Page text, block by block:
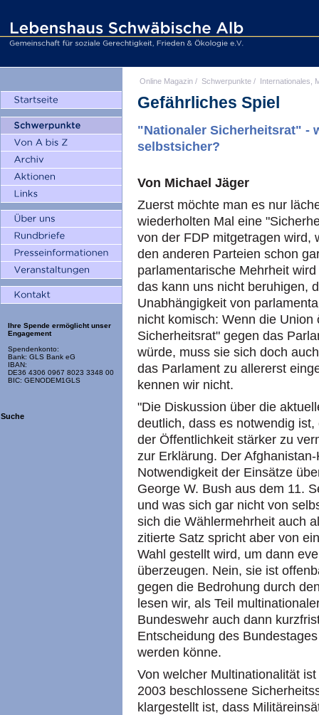
Ihre Spende ermöglicht unser
Engagement
Spendenkonto:
Bank: GLS Bank eG
IBAN:
DE36 4306 0967 8023 3348 00
BIC: GENODEM1GLS
Suche
Online Magazin / Schwerpunkte / Internationales,
Gefährliches Spiel
"Nationaler Sicherheitsrat" -
selbstsicher?
Von Michael Jäger
Zuerst möchte man es nur
wiederholten Mal eine
von der FDP mitgetragen wird,
den anderen Parteien schon
parlamentarische Mehrheit
das kann uns nicht beruhigen,
Unabhängigkeit von
nicht komisch: Wenn die
Sicherheitsrat" gegen das
würde, muss sie sich doch
das Parlament zu allererst
kennen wir nicht.
"Die Diskussion über die
deutlich, dass es notwendig
der Öffentlichkeit stärker zu
zur Erklärung. Der
Notwendigkeit der Einsätze
George W. Bush aus dem 11.
und was sich gar nicht von
sich die Wählermehrheit auch
zitierte Satz spricht aber von
Wahl gestellt wird, um dann
überzeugen. Nein, sie ist
gegen die Bedrohung durch
lesen wir, als Teil
Bundeswehr auch dann
Entscheidung des
werden könne.
Von welcher Multinationalität
2003 beschlossene
klargestellt ist, dass